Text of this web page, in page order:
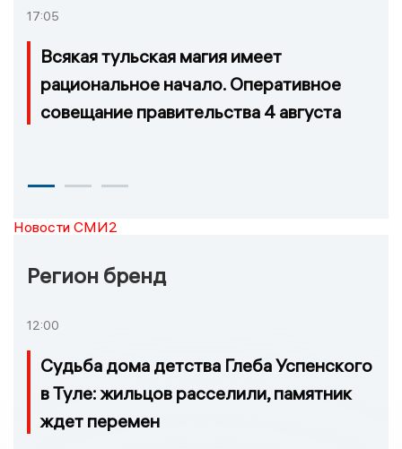
17:05
Всякая тульская магия имеет
рациональное начало. Оперативное
совещание правительства 4 августа
Новости СМИ2
Регион бренд
12:00
Судьба дома детства Глеба Успенского
в Туле: жильцов расселили, памятник
ждет перемен